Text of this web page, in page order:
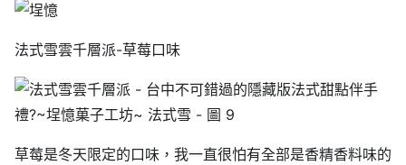
法式雪雲千層派-草莓口味
草莓是冬天限定的口味，我一直很怕有全部是香精香料味的